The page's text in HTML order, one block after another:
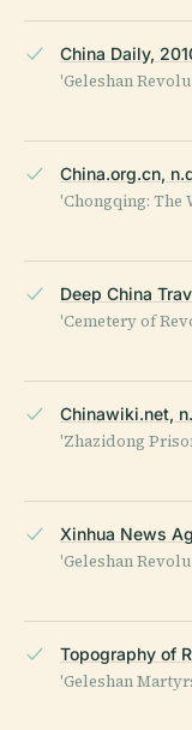
China Daily,
'Geleshan
China.org.cn,
'Chongqing: The
Deep China
'Cemetery of
Chinawiki.net,
'Zhazidong
Xinhua News
'Geleshan
Topography of
'Geleshan